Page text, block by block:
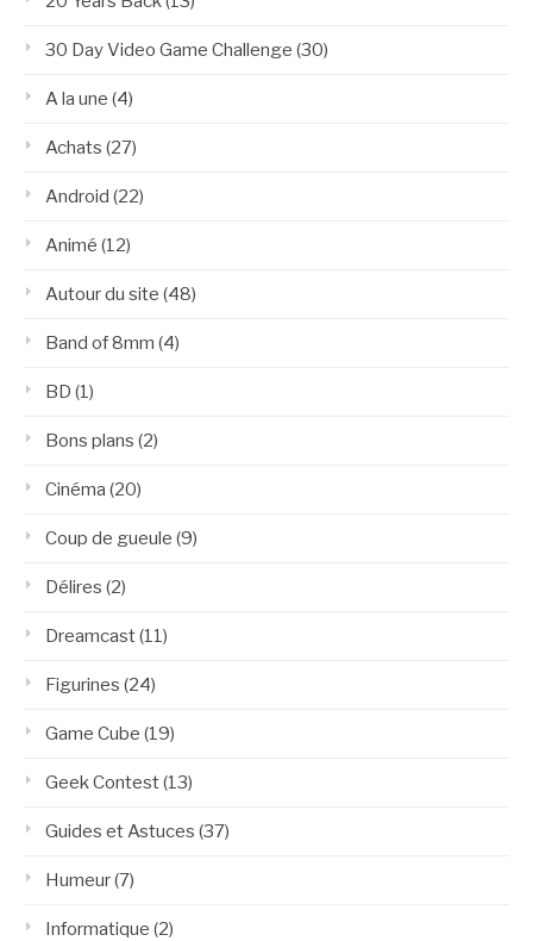
30 Day Video Game Challenge (30)
A la une (4)
Achats (27)
Android (22)
Animé (12)
Autour du site (48)
Band of 8mm (4)
BD (1)
Bons plans (2)
Cinéma (20)
Coup de gueule (9)
Délires (2)
Dreamcast(11)
Figurines (24)
Game Cube (19)
Geek Contest(13)
Guides et Astuces (37)
Humeur(7)
Informatique (2)